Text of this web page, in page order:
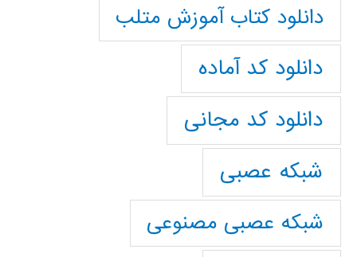
دانلود کتاب آموزش متلب
دانلود کد آماده
دانلود کد مجانی
شبکه عصبی
شبکه عصبی مصنوعی